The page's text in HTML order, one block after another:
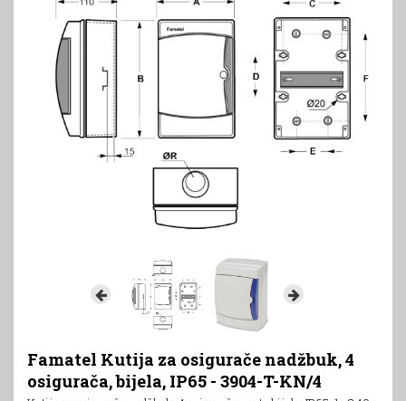
Famatel Kutija za osigurače nadžbuk, 4
osigurača, bijela, IP65 - 3904-T-KN/4